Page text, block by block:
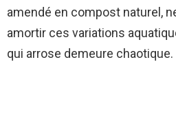
amendé en compost naturel,
amortir ces variations
qui arrose demeure chaotique.